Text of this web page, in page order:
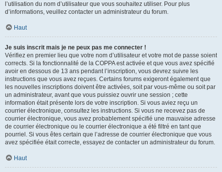
l’utilisation du nom d’utilisateur que vous souhaitez utiliser. Pour plus
d’informations, veuillez contacter un administrateur du forum.
Haut
Je suis inscrit mais je ne peux pas me connecter !
Vérifiez en premier lieu que votre nom d’utilisateur et votre mot de passe soient
corrects. Si la fonctionnalité de la COPPA est activée et que vous avez spécifié
avoir en dessous de 13 ans pendant l’inscription, vous devrez suivre les
instructions que vous avez reçues. Certains forums exigeront également que
les nouvelles inscriptions doivent être activées, soit par vous-même ou soit par
un administrateur, avant que vous puissiez ouvrir une session ; cette
information était présente lors de votre inscription. Si vous aviez reçu un
courrier électronique, consultez les instructions. Si vous ne recevez pas de
courrier électronique, vous avez probablement spécifié une mauvaise adresse
de courrier électronique ou le courrier électronique a été filtré en tant que
pourriel. Si vous êtes certain que l’adresse de courrier électronique que vous
avez spécifiée était correcte, essayez de contacter un administrateur du forum.
Haut